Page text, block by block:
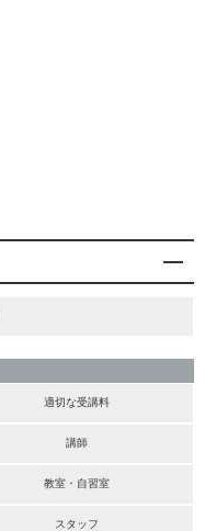
適切な受講料
講師
教室・自習室
スタッフ